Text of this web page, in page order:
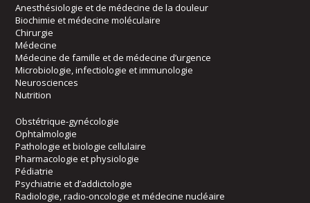
Anesthésiologie et de médecine de la douleur
Biochimie et médecine moléculaire
Chirurgie
Médecine
Médecine de famille et de médecine d’urgence
Microbiologie, infectiologie et immunologie
Neurosciences
Nutrition
Obstétrique-gynécologie
Ophtalmologie
Pathologie et biologie cellulaire
Pharmacologie et physiologie
Pédiatrie
Psychiatrie et d’addictologie
Radiologie, radio-oncologie et médecine nucléaire